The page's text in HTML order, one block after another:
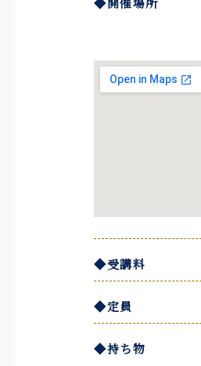
◆受講料
◆定員
◆持ち物